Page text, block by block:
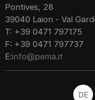
Pontives, 28
39040 Laion - Val
T: +39 0471 797175
F: +39 0471 797737
E:info@pema.it
DE